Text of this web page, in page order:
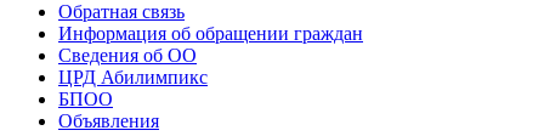
Обратная связь
Информация об обращении граждан
Сведения об ОО
ЦРД Абилимпикс
БПОО
Объявления